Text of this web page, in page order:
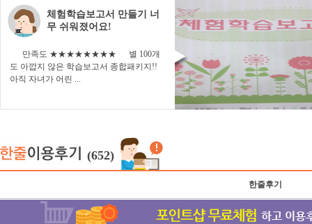
체험학습보고서 만들기 너
무 쉬워졌어요!
만족도 ★★★★★★★★ 별 100개
도 아깝지 않은 학습보고서 종합패키지!!
아직 자녀가 어린 ...
(652)
한줄후기